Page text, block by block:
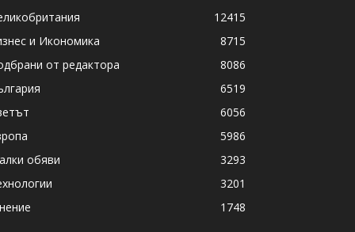
12415
и Икономика
8715
от редактора
8086
6519
6056
5986
обяви
3293
3201
1748